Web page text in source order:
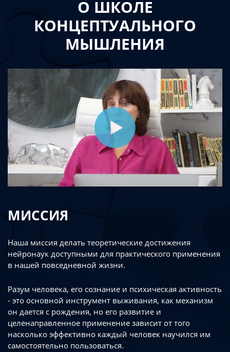
О ШКОЛЕ
КОНЦЕПТУАЛЬНОГО
МЫШЛЕНИЯ
МИССИЯ
Наша миссия делать теоретические достижения
нейронаук доступными для практического применения
в нашей повседневной жизни.
Разум человека, его сознание и психическая активность
- это основной инструмент выживания, как механизм
он дается с рождения, но его развитие и
целенаправленное применение зависит от того
насколько эффективно каждый человек научился им
самостоятельно пользоваться.